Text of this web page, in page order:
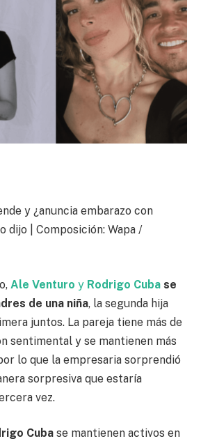
y ¿anuncia embarazo con
dijo | Composición: Wapa /
Ale Venturo y Rodrigo Cuba se
de una niña, la segunda hija
juntos. La pareja tiene más de
sentimental y se mantienen más
lo que la empresaria sorprendió
sorpresiva que estaría
vez.
Cuba se mantienen activos en